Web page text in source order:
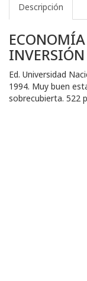
Descripción
Ed. Universidad
1994. Muy buen
sobrecubierta. 522